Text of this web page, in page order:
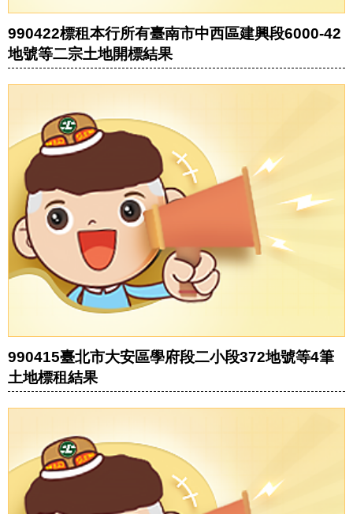
990422標租本行所有臺南市中西區建興段6000-42
地號等二宗土地開標結果
990415臺北市大安區學府段二小段372地號等4筆
土地標租結果